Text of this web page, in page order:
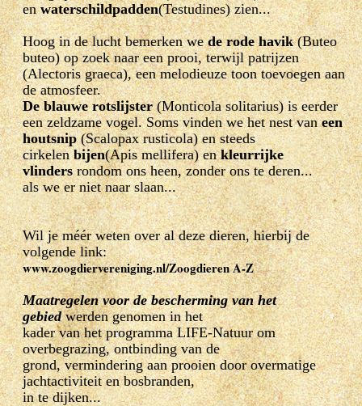
enwaterschildpadden(Testudines) zien...
Hoog in de lucht bemerken wede rode havik(Buteo
buteo) op zoek naar een prooi, terwijl patrijzen
(Alectoris graeca), een melodieuze toon toevoegen aan
de atmosfeer.
De blauwe rotslijster(Monticola solitarius) is eerder
een zeldzame vogel. Soms vinden we het nest vaneen
houtsnip(Scalopax rusticola) en steeds
cirkelenbijen(Apis mellifera) enkleurrijke
vlindersrondom ons heen, zonder ons te deren...
als we er niet naar slaan...
Wil je méér weten over al deze dieren, hierbij de
volgende link:
www.zoogdiervereniging.nl/Zoogdieren A-Z
Maatregelen voor de bescherming van het
gebiedwerden genomen in het
kader van het programma LIFE-Natuur om
overbegrazing, ontbinding van de
grond, vermindering aan prooien door overmatige
jachtactiviteit en bosbranden,
in te dijken...